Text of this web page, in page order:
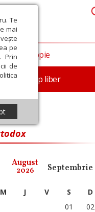
Te
mai
pe
Prin
de
Timp liber
Filantropie
August
2026 Septembrie
M J V S
D
01
02